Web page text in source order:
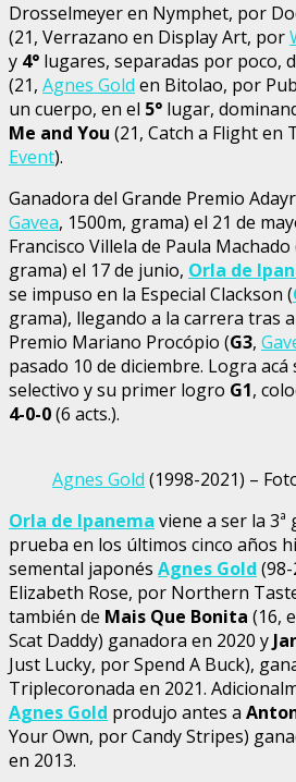
Drosselmeyer en Nymphet, por
(21, Verrazano en Display Art, por
y 4° lugares, separadas por poco,
(21, Agnes Gold en Bitolao, por
un cuerpo, en el 5° lugar,
Me and You (21, Catch a Flight en
Event).
Ganadora del Grande Premio
Gavea, 1500m, grama) el 21 de
Francisco Villela de Paula Machado
grama) el 17 de junio, Orla de
se impuso en la Especial Clackson (
grama), llegando a la carrera tras
Premio Mariano Procópio (G3,
pasado 10 de diciembre. Logra
selectivo y su primer logro G1,
4-0-0(6 acts.).
Agnes Gold (1998-2021) –
Orla de Ipanema viene a ser la 3ª
prueba en los últimos cinco años
semental japonés Agnes Gold
Elizabeth Rose, por Northern
también de Mais Que Bonita (16,
Scat Daddy) ganadora en 2020 y
Just Lucky, por Spend A Buck),
Triplecoronada en 2021.
Agnes Gold produjo antes a
Your Own, por Candy Stripes)
en 2013.